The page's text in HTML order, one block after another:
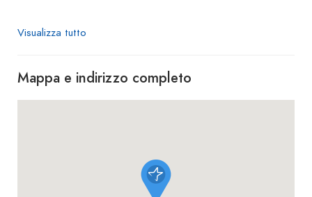
Visualizza tutto
Mappa e indirizzo completo